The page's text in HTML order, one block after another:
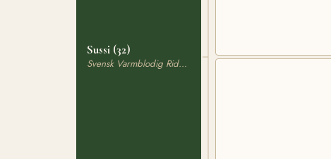
Sussi (32)
Svensk Varmblodig Ridhäst